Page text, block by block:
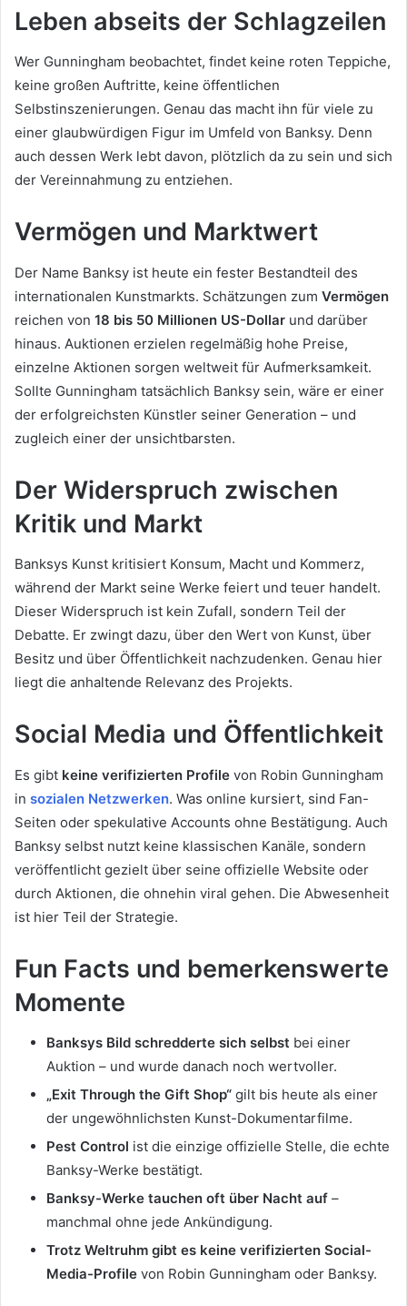
Leben abseits der Schlagzeilen
Wer Gunningham beobachtet, findet keine roten Teppiche,
keine großen Auftritte, keine öffentlichen
Selbstinszenierungen. Genau das macht ihn für viele zu
einer glaubwürdigen Figur im Umfeld von Banksy. Denn
auch dessen Werk lebt davon, plötzlich da zu sein und sich
der Vereinnahmung zu entziehen.
Vermögen und Marktwert
Der Name Banksy ist heute ein fester Bestandteil des
internationalen Kunstmarkts. Schätzungen zum Vermögen
reichen von 18 bis 50 Millionen US-Dollar und darüber
hinaus. Auktionen erzielen regelmäßig hohe Preise,
einzelne Aktionen sorgen weltweit für Aufmerksamkeit.
Sollte Gunningham tatsächlich Banksy sein, wäre er einer
der erfolgreichsten Künstler seiner Generation – und
zugleich einer der unsichtbarsten.
Der Widerspruch zwischen
Kritik und Markt
Banksys Kunst kritisiert Konsum, Macht und Kommerz,
während der Markt seine Werke feiert und teuer handelt.
Dieser Widerspruch ist kein Zufall, sondern Teil der
Debatte. Er zwingt dazu, über den Wert von Kunst, über
Besitz und über Öffentlichkeit nachzudenken. Genau hier
liegt die anhaltende Relevanz des Projekts.
Social Media und Öffentlichkeit
Es gibt keine verifizierten Profile von Robin Gunningham
in sozialen Netzwerken. Was online kursiert, sind Fan-
Seiten oder spekulative Accounts ohne Bestätigung. Auch
Banksy selbst nutzt keine klassischen Kanäle, sondern
veröffentlicht gezielt über seine offizielle Website oder
durch Aktionen, die ohnehin viral gehen. Die Abwesenheit
ist hier Teil der Strategie.
Fun Facts und bemerkenswerte
Momente
Banksys Bild schredderte sich selbst bei einer
Auktion – und wurde danach noch wertvoller.
„Exit Through the Gift Shop“ gilt bis heute als einer
der ungewöhnlichsten Kunst-Dokumentarfilme.
Pest Control ist die einzige offizielle Stelle, die echte
Banksy-Werke bestätigt.
Banksy-Werke tauchen oft über Nacht auf –
manchmal ohne jede Ankündigung.
Trotz Weltruhm gibt es keine verifizierten Social-
Media-Profile von Robin Gunningham oder Banksy.